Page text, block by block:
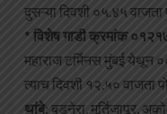
दुसऱ्या दिवशी ०५.४५ वाजता
* विशेष गाडी क्रमांक
महाराज टर्मिनस मुंबई येथून
त्याच दिवशी १२.५० वाजता
थांबे: बडनेरा, मूर्तिजापूर,